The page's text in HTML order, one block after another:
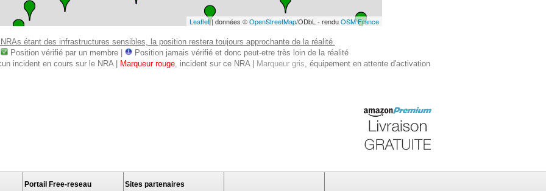
Leaflet| données ©OpenStreetMap/ODbL - renduOSM France
étant des infrastructures sensibles, la position restera toujours approchante de la réalité.
Position vérifié par un membre |
Position jamais vérifié et donc peut-etre très loin de la réalité
incident en cours sur le NRA |
Marqueur rouge, incident sur ce NRA | Marqueur gris, équipement en attente d'activation
Portail Free-reseau Sites partenaires